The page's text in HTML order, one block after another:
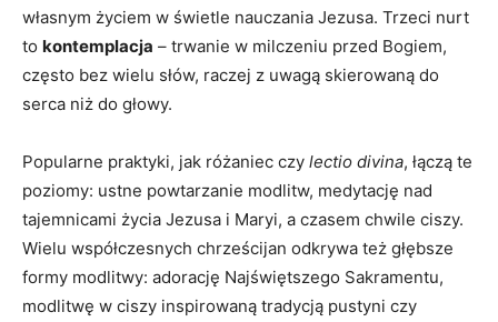
własnym życiem w świetle nauczania Jezusa. Trzeci nurt
to kontemplacja – trwanie w milczeniu przed Bogiem,
często bez wielu słów, raczej z uwagą skierowaną do
serca niż do głowy.
Popularne praktyki, jak różaniec czy lectio divina, łączą te
poziomy: ustne powtarzanie modlitw, medytację nad
tajemnicami życia Jezusa i Maryi, a czasem chwile ciszy.
Wielu współczesnych chrześcijan odkrywa też głębsze
formy modlitwy: adorację Najświętszego Sakramentu,
modlitwę w ciszy inspirowaną tradycją pustyni czy